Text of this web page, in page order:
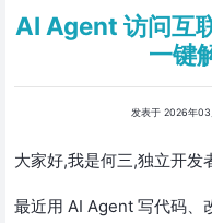
AI Agent 访问互
一键
发表于 2026年03
大家好,我是何三,独立开发
最近用 AI Agent 写代码、